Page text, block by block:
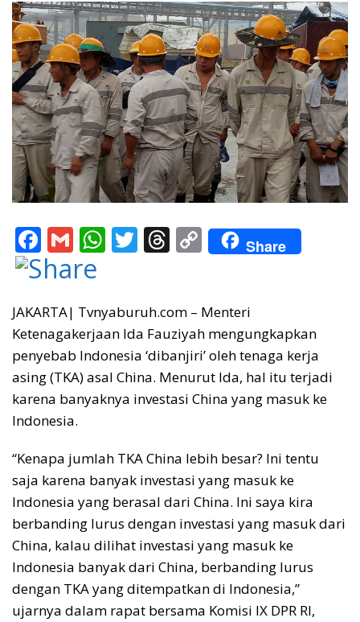
F
ac
b
o
o
k
G
m
l
W
s
A
p
p
T
er
T
a
d
s
C
o
y
Li
n
k
Share
JAKARTA| Tvnyaburuh.com – Menteri
Ketenagakerjaan Ida Fauziyah mengungkapkan
penyebab Indonesia ‘dibanjiri’ oleh tenaga kerja
asing (TKA) asal China. Menurut Ida, hal itu terjadi
karena banyaknya investasi China yang masuk ke
Indonesia.
“Kenapa jumlah TKA China lebih besar? Ini tentu
saja karena banyak investasi yang masuk ke
Indonesia yang berasal dari China. Ini saya kira
berbanding lurus dengan investasi yang masuk dari
China, kalau dilihat investasi yang masuk ke
Indonesia banyak dari China, berbanding lurus
dengan TKA yang ditempatkan di Indonesia,”
ujarnya dalam rapat bersama Komisi IX DPR RI,